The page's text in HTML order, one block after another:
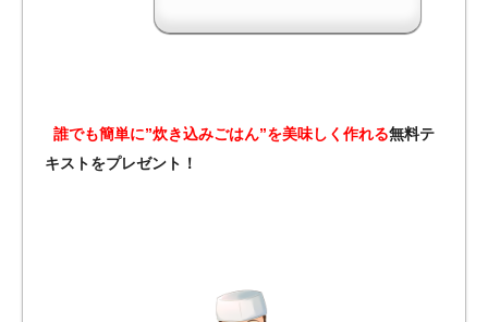
誰でも簡単に”炊き込みごはん”を美味しく作れる無料テ
キストをプレゼント！